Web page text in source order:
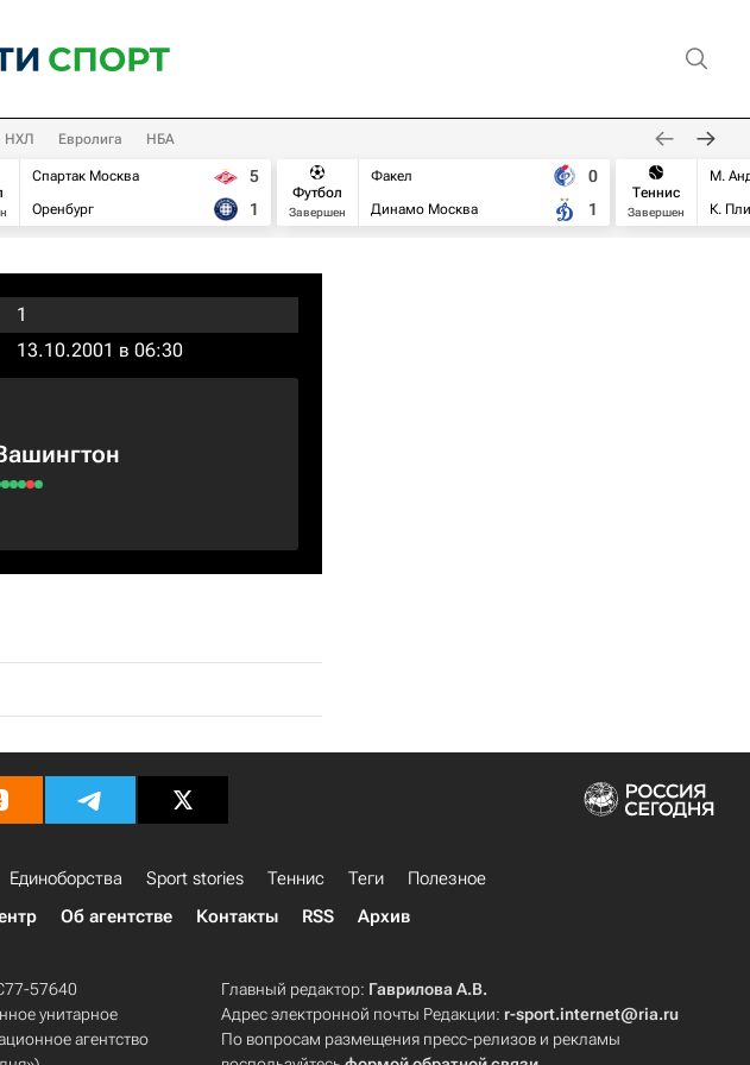
НХЛ Евролига НБА
Спартак Москва
Оренбург
5
1
Футбол
Завершен
Факел
Динамо Москва
0
1
Теннис
Завершен
М.
К.
1
13.10.2001 в 06:30
Единоборства Sport stories Теннис Теги
Полезное
Об агентстве Контакты RSS Архив
57640
унитарное
агентство
Главный редактор: Гаврилова А.В.
Адрес электронной почты Редакции: r-sport.internet@ria.ru
По вопросам размещения пресс-релизов и рекламы